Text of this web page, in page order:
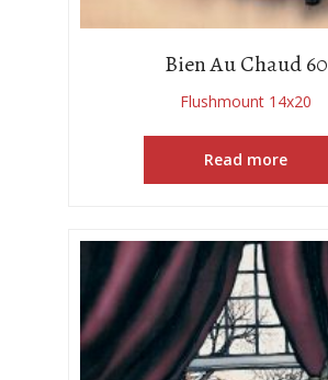
Bien Au Chaud 60
Flushmount 14x20
Read more